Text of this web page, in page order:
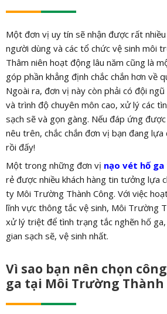
Một đơn vị uy tín sẽ nhận được rất
người dùng và các tổ chức vệ sinh môi
Thâm niên hoạt động lâu năm cũng là
góp phần khẳng định chắc chắn hơn về
Ngoài ra, đơn vị này còn phải có đội
và trình độ chuyên môn cao, xử lý các
sạch sẽ và gọn gàng. Nếu đáp ứng
nêu trên, chắc chắn đơn vị bạn đang lựa
rồi đấy!
Một trong những đơn vị nạo vét hố ga
rẻ được nhiều khách hàng tin tưởng lựa
ty Môi Trường Thành Công. Với việc
lĩnh vực thông tắc vệ sinh, Môi Trường
xử lý triệt để tình trạng tắc nghẽn hố
gian sạch sẽ, vệ sinh nhất.
Vì sao bạn nên chọn
ga tại Môi Trường Thành